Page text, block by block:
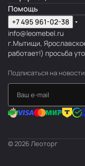
Помощь
+7 495 961-02-38
info@leomebel.ru
г.Мытищи,
работает!) просьба
Подписаться на
© 2026 Леоторг